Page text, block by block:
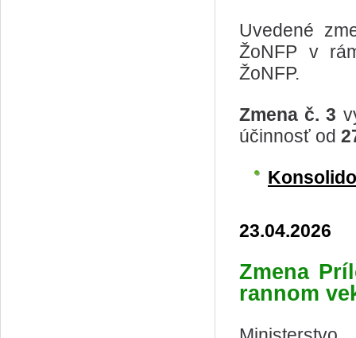
Uvedené
ŽoNFP v
ŽoNFP.
Zmena č. 3
účinnosť od
23.04.2026
Zmena
rannom